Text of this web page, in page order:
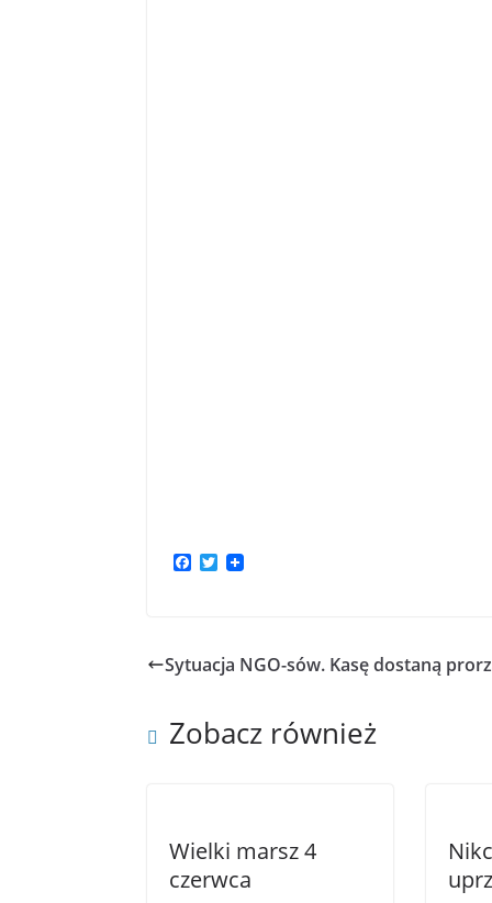
F
o
T
r
Sytuacja NGO-sów. Kasę dostaną
Zobacz również
Wielki marsz 4
czerwca